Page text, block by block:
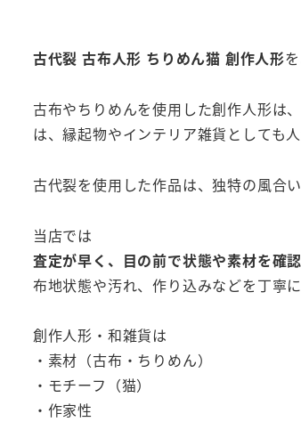
古代裂 古布人形 ちりめん猫 創作人形
古布やちりめんを使用した創作人形は
は、縁起物やインテリア雑貨としても
古代裂を使用した作品は、独特の風合
当店では
査定が早く、目の前で状態や素材を確
布地状態や汚れ、作り込みなどを丁寧
創作人形・和雑貨は
・素材（古布・ちりめん）
・モチーフ（猫）
・作家性